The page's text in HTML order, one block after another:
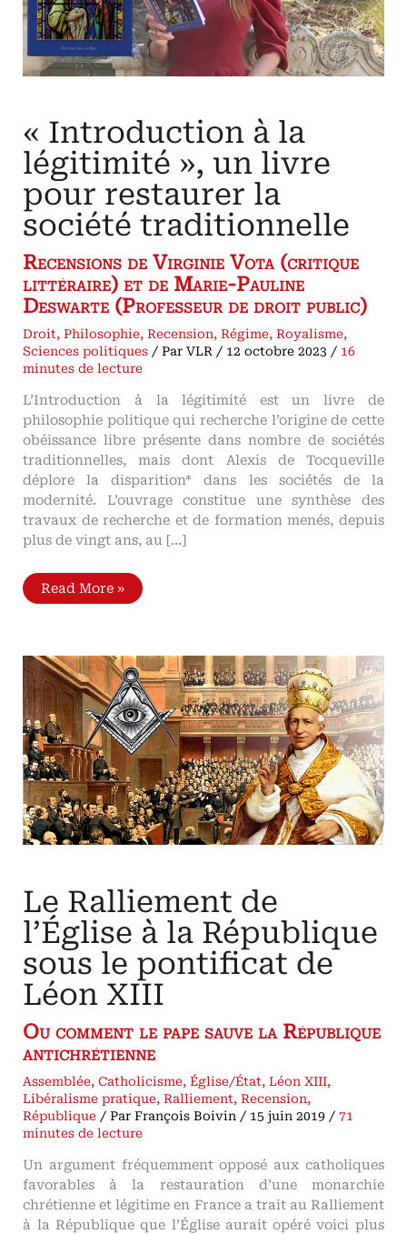
« Introduction à la
légitimité », un livre
pour restaurer la
société traditionnelle
Recensions de Virginie Vota (critique
littéraire) et de Marie-Pauline
Deswarte (Professeur de droit public)
Droit,Philosophie,Recension,Régime,Royalisme,
Sciences politiques / ParVLR / 12 octobre 2023 / 16
minutes de lecture
L’Introduction à la légitimité est un livre de
philosophie politique qui recherche l’origine de cette
obéissance libre présente dans nombre de sociétés
traditionnelles, mais dont Alexis de Tocqueville
déplore la disparition* dans les sociétés de la
modernité. L’ouvrage constitue une synthèse des
travaux de recherche et de formation menés, depuis
plus de vingt ans, au […]
«
Introduction
»,
un
livre
pour
restaurer
la
société
traditionnelle
Recensions
de
Virginie
Vota
(critique
littéraire)
et
de
(Professeur
de
droit
public)
Read More »
Le Ralliement de
l’Église à la République
sous le pontificat de
Léon XIII
Ou comment le pape sauve la République
antichrétienne
Assemblée,Catholicisme,Église/État,Léon XIII,
Libéralisme pratique,Ralliement,Recension,
République / ParFrançois Boivin / 15 juin 2019 /71
minutes de lecture
Un argument fréquemment opposé aux catholiques
favorables à la restauration d’une monarchie
chrétienne et légitime en France a trait au Ralliement
à la République que l’Église aurait opéré voici plus